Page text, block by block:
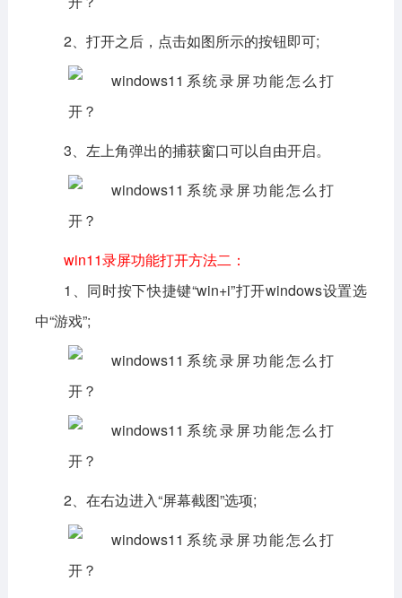
2、打开之后，点击如图所示的按钮即可;
3、左上角弹出的捕获窗口可以自由开启。
win11录屏功能打开方法二：
1、同时按下快捷键“win+i”打开windows设置选
中“游戏”;
2、在右边进入“屏幕截图”选项;